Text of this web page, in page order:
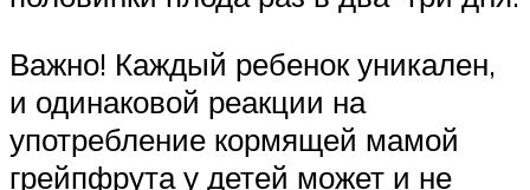
Важно! Каждый ребенок уникален,
и одинаковой реакции на
употребление кормящей мамой
грейпфрута у детей может и не